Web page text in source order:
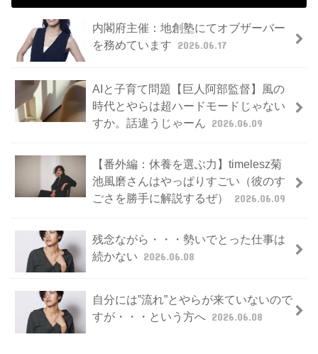
内閣府主催：地創塾にてオブザーバー
を務めています 2026.06.17
AIと子育て問題【巨人阿部監督】風の
時代とやらは超ハードモードじゃない
すか。話違うじゃーん 2026.06.09
【番外編：休養を選ぶ力】timelesz菊
池風磨さんはやっぱりすごい（彼のす
ごさを勝手に解説するぜ）
2026.06.09
残念ながら・・・勢いでとった仕事は
続かない 2026.06.08
自分には”流れ”とやらが来ていないので
すが・・・という方へ 2026.06.08